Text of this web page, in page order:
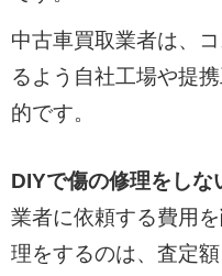
中古車買取業者は、
るよう自社工場や提
的です。
DIYで傷の修理をしな
業者に依頼する費用
理をするのは、査定